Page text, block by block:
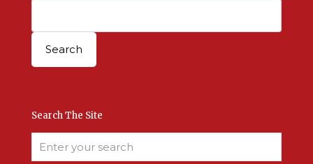
Search The Site